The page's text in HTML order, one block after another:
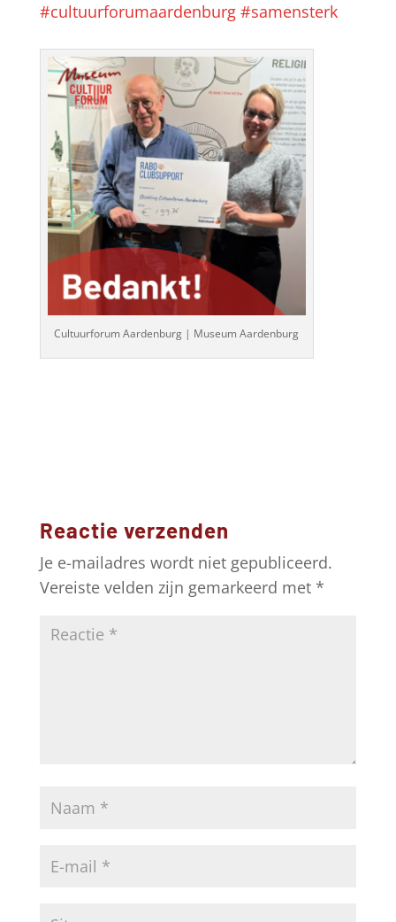
#cultuurforumaardenburg #samensterk
Cultuurforum Aardenburg | Museum Aardenburg
Reactie verzenden
Je e-mailadres wordt niet gepubliceerd.
Vereiste velden zijn gemarkeerd met *